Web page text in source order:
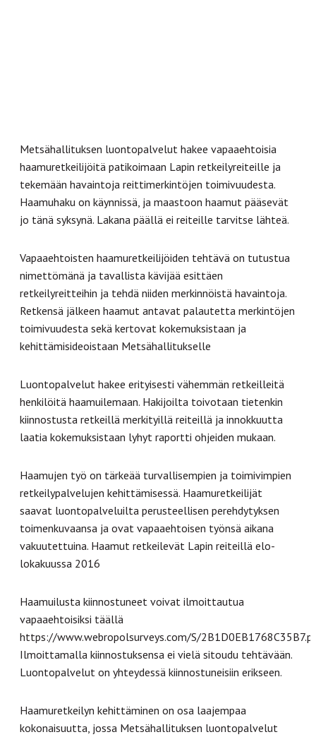
Metsähallituksen luontopalvelut hakee vapaaehtoisia
haamuretkeilijöitä patikoimaan Lapin retkeilyreiteille ja
tekemään havaintoja reittimerkintöjen toimivuudesta.
Haamuhaku on käynnissä, ja maastoon haamut pääsevät
jo tänä syksynä. Lakana päällä ei reiteille tarvitse lähteä.
Vapaaehtoisten haamuretkeilijöiden tehtävä on tutustua
nimettömänä ja tavallista kävijää esittäen
retkeilyreitteihin ja tehdä niiden merkinnöistä havaintoja.
Retkensä jälkeen haamut antavat palautetta merkintöjen
toimivuudesta sekä kertovat kokemuksistaan ja
kehittämisideoistaan Metsähallitukselle
Luontopalvelut hakee erityisesti vähemmän retkeilleitä
henkilöitä haamuilemaan. Hakijoilta toivotaan tietenkin
kiinnostusta retkeillä merkityillä reiteillä ja innokkuutta
laatia kokemuksistaan lyhyt raportti ohjeiden mukaan.
Haamujen työ on tärkeää turvallisempien ja toimivimpien
retkeilypalvelujen kehittämisessä. Haamuretkeilijät
saavat luontopalveluilta perusteellisen perehdytyksen
toimenkuvaansa ja ovat vapaaehtoisen työnsä aikana
vakuutettuina. Haamut retkeilevät Lapin reiteillä elo-
lokakuussa 2016
Haamuilusta kiinnostuneet voivat ilmoittautua
vapaaehtoisiksi täällä
https://www.webropolsurveys.com/S/
Ilmoittamalla kiinnostuksensa ei vielä sitoudu tehtävään.
Luontopalvelut on yhteydessä kiinnostuneisiin erikseen.
Haamuretkeilyn kehittäminen on osa laajempaa
kokonaisuutta, jossa Metsähallituksen luontopalvelut